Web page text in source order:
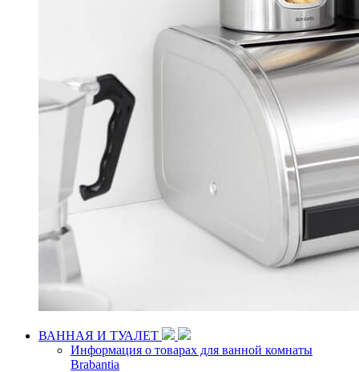
ВАННАЯ И ТУАЛЕТ
Информация о товарах для ванной комнаты
Brabantia